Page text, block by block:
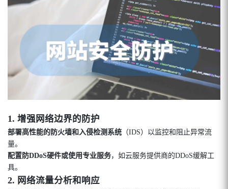
1. 增强网络边界的防护
部署高性能的防火墙和入侵检测系统 （IDS）以监控和阻止异常流
量。
配置防DDoS硬件或使用专业服务，如云服务提供商的DDoS缓解工
具。
2. 网络流量分析和响应